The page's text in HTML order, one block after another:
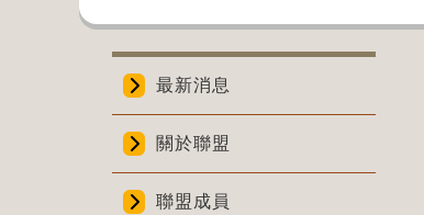
最新消息
關於聯盟
聯盟成員